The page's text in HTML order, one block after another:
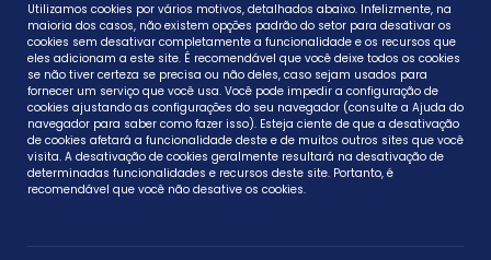
Utilizamos cookies por vários motivos, detalhados abaixo. Infelizmente, na
maioria dos casos, não existem opções padrão do setor para desativar os
cookies sem desativar completamente a funcionalidade e os recursos que
eles adicionam a este site. É recomendável que você deixe todos os cookies
se não tiver certeza se precisa ou não deles, caso sejam usados ​​para
fornecer um serviço que você usa. Você pode impedir a configuração de
cookies ajustando as configurações do seu navegador (consulte a Ajuda do
navegador para saber como fazer isso). Esteja ciente de que a desativação
de cookies afetará a funcionalidade deste e de muitos outros sites que você
visita. A desativação de cookies geralmente resultará na desativação de
determinadas funcionalidades e recursos deste site. Portanto, é
recomendável que você não desative os cookies.